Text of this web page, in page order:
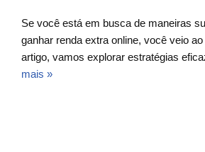
Se você está em busca de maneiras
ganhar renda extra online, você veio
artigo, vamos explorar estratégias
mais »